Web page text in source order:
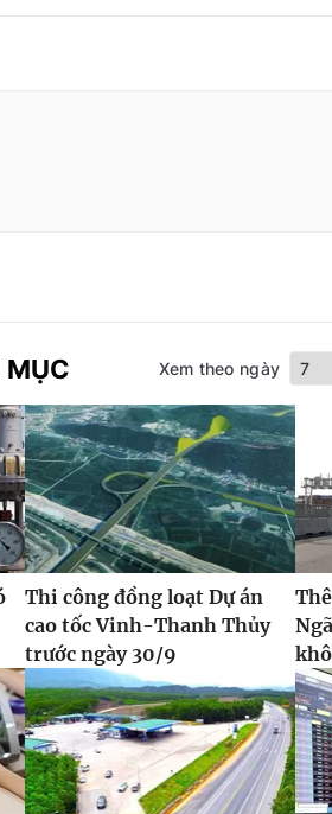
MỤC Xem theo ngày
Thi công đồng loạt Dự án
cao tốc Vinh-Thanh Thủy
trước ngày 30/9